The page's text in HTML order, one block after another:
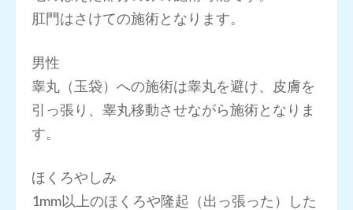
肛門はさけての施術となります。
男性
睾丸（玉袋）への施術は睾丸を避け、皮膚を
引っ張り、睾丸移動させながら施術となりま
す。
ほくろやしみ
1mm以上のほくろや隆起（出っ張った）した